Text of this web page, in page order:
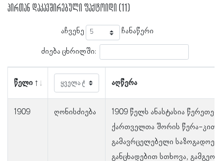
პირთან დაკავშირებული ფაქტოიდი (11)
აჩვენე ჩანაწერი
ძიება ცხრილში:
წელი აღწერა
1909 ღონისძიება
1909 წელს ანასტასია
ქართველთა შორის წერა-
გამავრცელებელი
განცხადებით სთხოვა,